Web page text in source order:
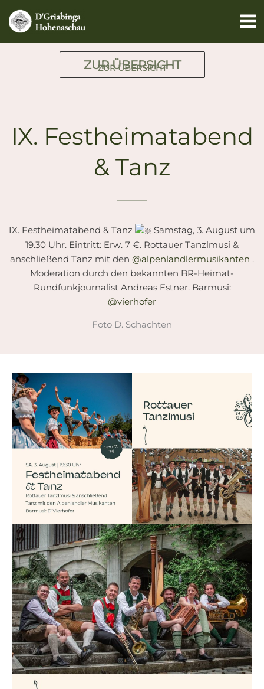
Inhalt
springen
ZUR ÜBERSICHT
ZUR ÜBERSICHT
IX. Festheimatabend
& Tanz
IX. Festheimatabend & Tanz
Samstag, 3. August um
19.30 Uhr. Eintritt: Erw. 7 €. Rottauer Tanzlmusi &
anschließend Tanz mit den @alpenlandlermusikanten .
Moderation durch den bekannten BR-Heimat-
Rundfunkjournalist Andreas Estner. Barmusi:
@vierhofer
Foto D. Schachten